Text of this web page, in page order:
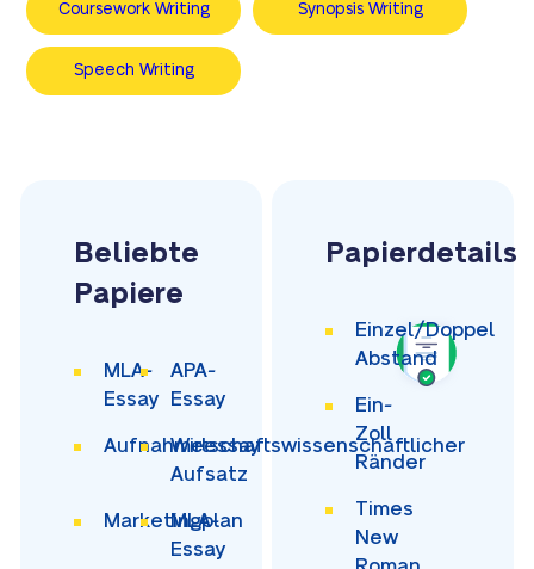
Сoursework Writing Synopsis Writing
Speech Writing
Beliebte
Papiere
MLA-
Essay
APA-
Essay
Aufnahmeessay
Wirtschaftswissenschaftlicher
Aufsatz
Marketingplan
MLA-
Essay
Papierdetails
Einzel/Doppel
Abstand
Ein-
Zoll
Ränder
Times
New